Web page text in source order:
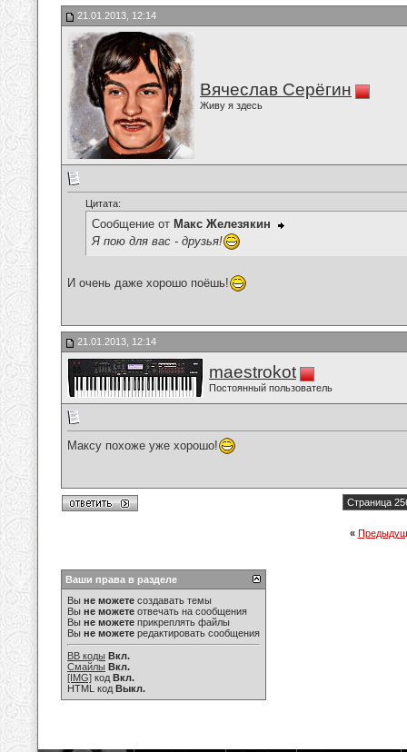
21.01.2013, 12:14
Вячеслав Серёгин
Живу я здесь
Цитата:
Сообщение от Макс Железякин
Я пою для вас - друзья!
И очень даже хорошо поёшь!
21.01.2013, 12:14
maestrokot
Постоянный пользователь
Максу похоже уже хорошо!
Страница
«
Ваши права в разделе
Вы не можете создавать темы
Вы не можете отвечать на сообщения
Вы не можете прикреплять файлы
Вы не можете редактировать сообщения
BB коды Вкл.
Смайлы Вкл.
[IMG] код Вкл.
HTML код Выкл.